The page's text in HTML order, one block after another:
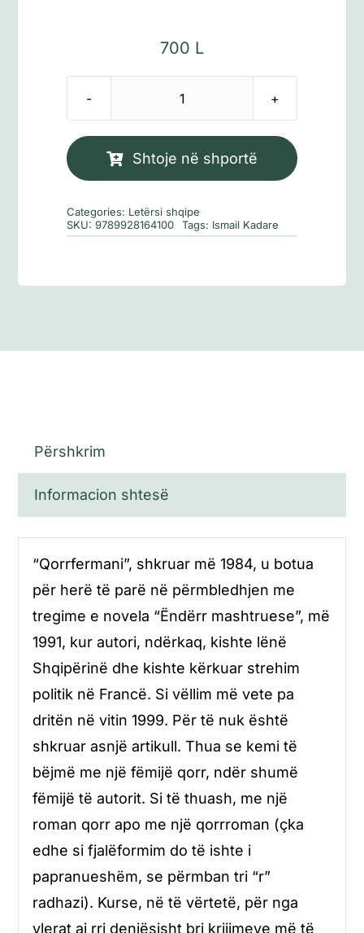
700 L
Sasi
Shtoje në shportë
Categories: Letërsi shqipe
SKU:9789928164100 Tags: Ismail Kadare
Përshkrim
Informacion shtesë
“Qorrfermani”, shkruar më 1984, u botua
për herë të parë në përmbledhjen me
tregime e novela “Ëndërr mashtruese”, më
1991, kur autori, ndërkaq, kishte lënë
Shqipërinë dhe kishte kërkuar strehim
politik në Francë. Si vëllim më vete pa
dritën në vitin 1999. Për të nuk është
shkruar asnjë artikull. Thua se kemi të
bëjmë me një fëmijë qorr, ndër shumë
fëmijë të autorit. Si të thuash, me një
roman qorr apo me një qorrroman (çka
edhe si fjalëformim do të ishte i
papranueshëm, se përmban tri “r”
radhazi). Kurse, në të vërtetë, për nga
vlerat ai rri denjësisht bri krijimeve më të